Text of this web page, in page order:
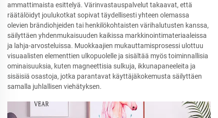
ammattimaista esittelyä. Värinvastauspalvelut takaavat, että
räätälöidyt joulukotkat sopivat täydellisesti yhteen olemassa
olevien brändiohjeiden tai henkilökohtaisten värihalutusten kanssa,
säilyttäen yhdenmukaisuuden kaikissa markkinointimateriaaleissa
ja lahja-arvosteluissa. Muokkaajien mukauttamisprosessi ulottuu
visuaalisten elementtien ulkopuolelle ja sisältää myös toiminnallisia
ominaisuuksia, kuten magneettisia sulkuja, ikkunapaneeleita ja
sisäisiä osastoja, jotka parantavat käyttäjäkokemusta säilyttäen
samalla juhlallisen viehätyksen.